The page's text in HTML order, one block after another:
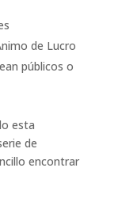
de Lucro
públicos o
esta
de
encontrar